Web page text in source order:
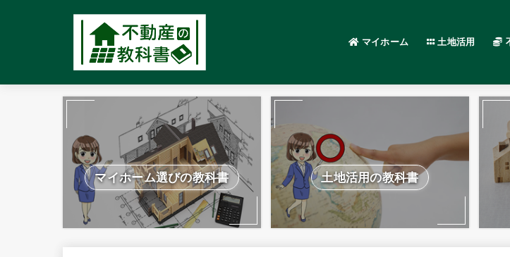
マイホーム 土地活用
マイホーム選びの教科書 土地活用の教科書